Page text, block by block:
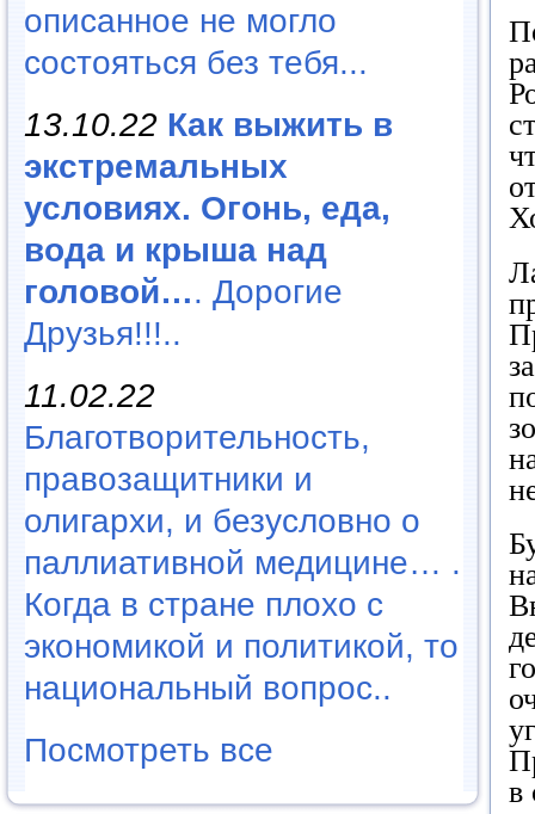
описанное не могло
состояться без тебя...
13.10.22 Как выжить в
экстремальных
условиях. Огонь, еда,
вода и крыша над
головой…. Дорогие
Друзья!!!..
11.02.22
Благотворительность,
правозащитники и
олигархи, и безусловно о
паллиативной медицине… .
Когда в стране плохо с
экономикой и политикой, то
национальный вопрос..
Посмотреть все
в